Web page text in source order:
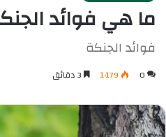
ما هي فوائد
فوائد الجنكة
0 1٬179